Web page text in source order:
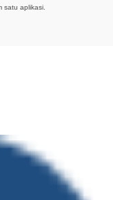
satu aplikasi.